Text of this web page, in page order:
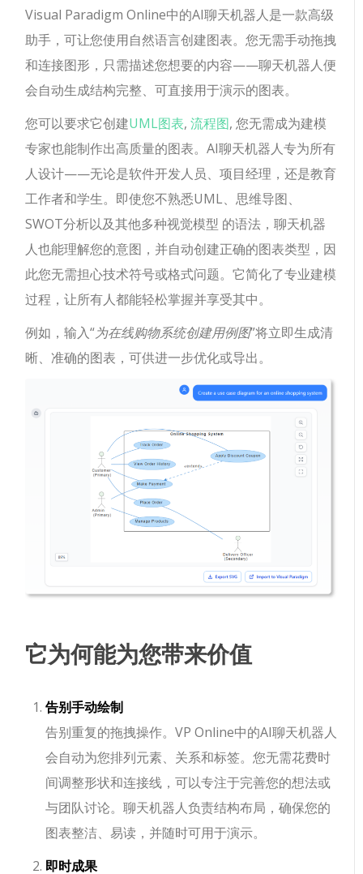
Visual Paradigm Online中的AI聊天机器人是一款高级
助手，可让您使用自然语言创建图表。您无需手动拖拽
和连接图形，只需描述您想要的内容——聊天机器人便
会自动生成结构完整、可直接用于演示的图表。
您可以要求它创建UML图表,流程图, 您无需成为建模
专家也能制作出高质量的图表。AI聊天机器人专为所有
人设计——无论是软件开发人员、项目经理，还是教育
工作者和学生。即使您不熟悉UML、思维导图、
SWOT分析以及其他多种视觉模型 的语法，聊天机器
人也能理解您的意图，并自动创建正确的图表类型，因
此您无需担心技术符号或格式问题。它简化了专业建模
过程，让所有人都能轻松掌握并享受其中。
例如，输入“为在线购物系统创建用例图”将立即生成清
晰、准确的图表，可供进一步优化或导出。
它为何能为您带来价值
告别手动绘制
告别重复的拖拽操作。VP Online中的AI聊天机器人
会自动为您排列元素、关系和标签。您无需花费时
间调整形状和连接线，可以专注于完善您的想法或
与团队讨论。聊天机器人负责结构布局，确保您的
图表整洁、易读，并随时可用于演示。
即时成果